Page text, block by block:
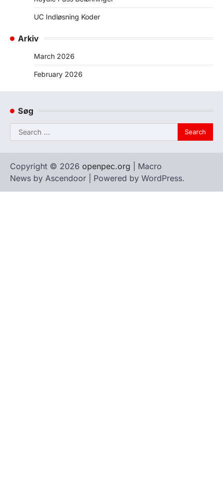
UC Indløsning Koder
Arkiv
March 2026
February 2026
Søg
Search
for:
Copyright © 2026 openpec.org | Macro
News by Ascendoor | Powered by WordPress.